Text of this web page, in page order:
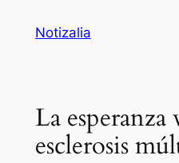
Notizalia
La esperanza
esclerosis